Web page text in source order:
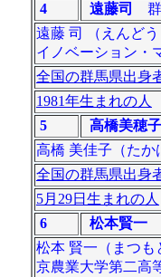
4
遠藤司 群
遠藤 司 （えんど
イノベーション・
全国の群馬県出身
1981年生まれの人
5
高橋美穂子
高橋 美佳子（たか
全国の群馬県出身
5月29日生まれの人
6
松本賢一
松本 賢一（まつも
京農業大学第二高